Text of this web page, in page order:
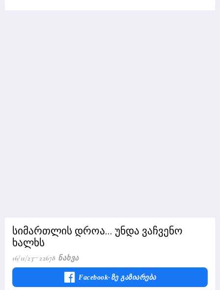
სიმართლის დროა... უნდა ვაჩვენო
ხალხს
16/11/23 22678 Ნახვა
Facebook-Ზე Გაზიარება